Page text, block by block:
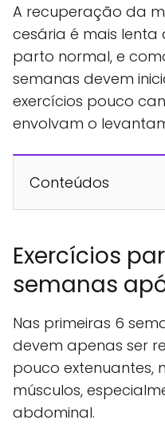
A recuperação da
cesária é mais lenta
parto normal, e
semanas devem
exercícios pouco
envolvam o
Conteúdos
Exercícios
semanas
Nas primeiras 6
devem apenas ser
pouco extenuantes,
músculos,
abdominal.